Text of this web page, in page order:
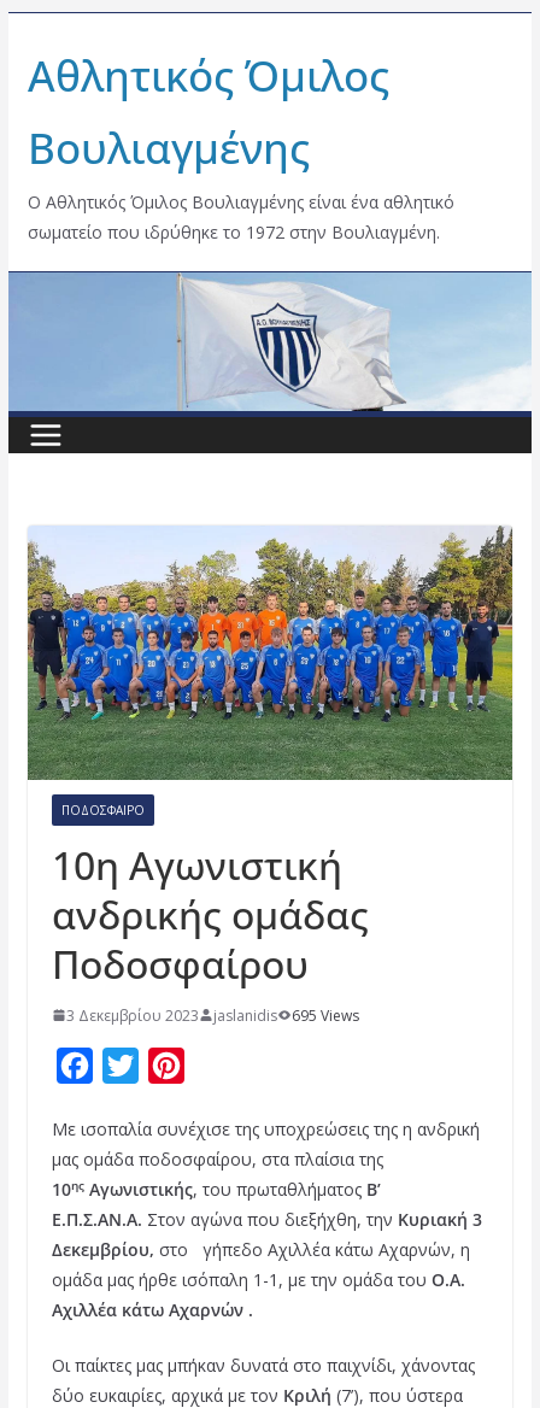
content
Αθλητικός Όμιλος
Βουλιαγμένης
Ο Αθλητικός Όμιλος Βουλιαγμένης είναι ένα αθλητικό
σωματείο που ιδρύθηκε το 1972 στην Βουλιαγμένη.
ΠΟΔΌΣΦΑΙΡΟ
10η Αγωνιστική
ανδρικής ομάδας
Ποδοσφαίρου
3 Δεκεμβρίου 2023 jaslanidis 695 Views
c
e
b
o
o
k
i
t
e
r
n
t
e
r
e
s
Με ισοπαλία συνέχισε της υποχρεώσεις της η ανδρική
μας ομάδα ποδοσφαίρου, στα πλαίσια της
10ηςΑγωνιστικής, του πρωταθλήματος B’
Ε.Π.Σ.ΑΝ.Α. Στον αγώνα που διεξήχθη, την Κυριακή 3
Δεκεμβρίου, στο γήπεδο Αχιλλέα κάτω Αχαρνών, η
ομάδα μας ήρθε ισόπαλη 1-1, με την ομάδα του Ο.Α.
Αχιλλέα κάτω Αχαρνών .
Οι παίκτες μας μπήκαν δυνατά στο παιχνίδι, χάνοντας
δύο ευκαιρίες, αρχικά με τον Κριλή (7’), που ύστερα